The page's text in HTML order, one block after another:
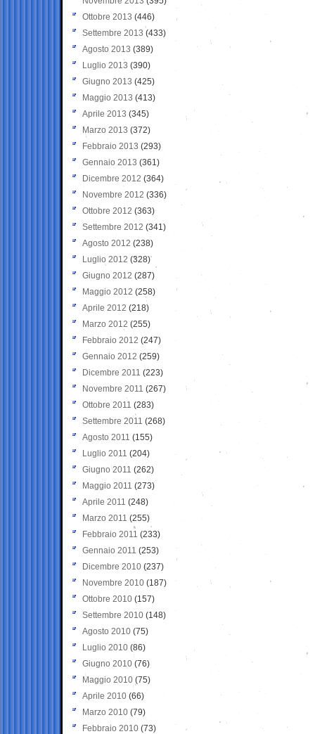
Ottobre 2013 (446)
Settembre 2013 (433)
Agosto 2013 (389)
Luglio 2013 (390)
Giugno 2013 (425)
Maggio 2013 (413)
Aprile 2013 (345)
Marzo 2013 (372)
Febbraio 2013 (293)
Gennaio 2013 (361)
Dicembre 2012 (364)
Novembre 2012 (336)
Ottobre 2012 (363)
Settembre 2012 (341)
Agosto 2012 (238)
Luglio 2012 (328)
Giugno 2012 (287)
Maggio 2012 (258)
Aprile 2012 (218)
Marzo 2012 (255)
Febbraio 2012 (247)
Gennaio 2012 (259)
Dicembre 2011 (223)
Novembre 2011 (267)
Ottobre 2011 (283)
Settembre 2011 (268)
Agosto 2011 (155)
Luglio 2011 (204)
Giugno 2011 (262)
Maggio 2011 (273)
Aprile 2011 (248)
Marzo 2011 (255)
Febbraio 2011 (233)
Gennaio 2011 (253)
Dicembre 2010 (237)
Novembre 2010 (187)
Ottobre 2010 (157)
Settembre 2010 (148)
Agosto 2010 (75)
Luglio 2010 (86)
Giugno 2010 (76)
Maggio 2010 (75)
Aprile 2010 (66)
Marzo 2010 (79)
Febbraio 2010 (73)